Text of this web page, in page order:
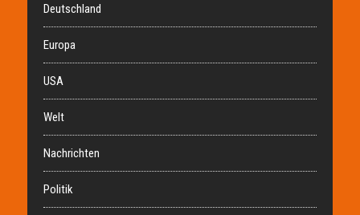
Deutschland
Europa
USA
Welt
Nachrichten
Politik